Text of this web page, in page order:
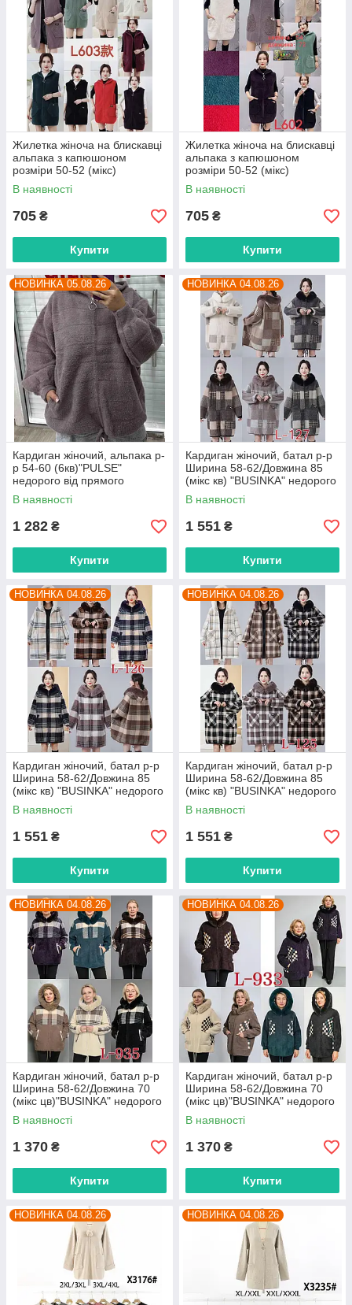
Жилетка жіноча на блискавці
альпака з капюшоном
розміри 50-52 (мікс)
"PALMIRA" недорого від
прямого постачальника
В наявності
705 ₴
Купити
Жилетка жіноча на блискавці
альпака з капюшоном
розміри 50-52 (мікс)
"PALMIRA" недорого від
прямого постачальника
В наявності
705 ₴
Купити
НОВИНКА 05.08.26
Кардиган жіночий, альпака р-
р 54-60 (6кв)"PULSE"
недорого від прямого
постачальника
В наявності
1 282 ₴
Купити
НОВИНКА 04.08.26
Кардиган жіночий, батал р-р
Ширина 58-62/Довжина 85
(мікс кв) "BUSINKA" недорого
від прямого постачальника
В наявності
1 551 ₴
Купити
НОВИНКА 04.08.26
Кардиган жіночий, батал р-р
Ширина 58-62/Довжина 85
(мікс кв) "BUSINKA" недорого
від прямого постачальника
В наявності
1 551 ₴
Купити
НОВИНКА 04.08.26
Кардиган жіночий, батал р-р
Ширина 58-62/Довжина 85
(мікс кв) "BUSINKA" недорого
від прямого постачальника
В наявності
1 551 ₴
Купити
НОВИНКА 04.08.26
Кардиган жіночий, батал р-р
Ширина 58-62/Довжина 70
(мікс цв)"BUSINKA" недорого
від прямого постачальника
В наявності
1 370 ₴
Купити
НОВИНКА 04.08.26
Кардиган жіночий, батал р-р
Ширина 58-62/Довжина 70
(мікс цв)"BUSINKA" недорого
від прямого постачальника
В наявності
1 370 ₴
Купити
НОВИНКА 04.08.26 НОВИНКА 04.08.26